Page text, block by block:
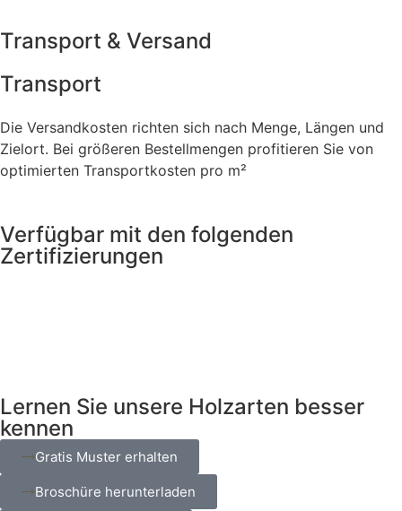
Transport & Versand
Transport
Die Versandkosten richten sich nach Menge, Längen und
Zielort. Bei größeren Bestellmengen profitieren Sie von
optimierten Transportkosten pro m²
Verfügbar mit den folgenden
Zertifizierungen
Lernen Sie unsere Holzarten besser
kennen
Gratis Muster erhalten
Broschüre herunterladen